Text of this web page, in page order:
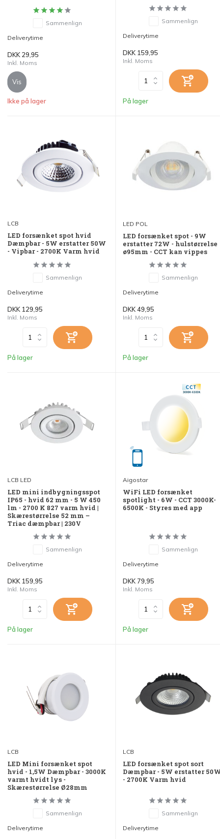
Sammenlign
Deliverytime
DKK 29,95
Inkl. Moms
Vis
Ikke på lager
Sammenlign
Deliverytime
DKK 159,95
Inkl. Moms
På lager
LCB
LED forsænket spot hvid
Dæmpbar - 5W erstatter 50W
- Vipbar - 2700K Varm hvid
Sammenlign
Deliverytime
DKK 129,95
Inkl. Moms
På lager
LED POL
LED forsænket spot - 9W
erstatter 72W - hulstørrelse
ø95mm - CCT kan vippes
Sammenlign
Deliverytime
DKK 49,95
Inkl. Moms
På lager
LCB LED
LED mini indbygningsspot
IP65 - hvid 62 mm - 5 W 450
lm - 2700 K 827 varm hvid |
Skærestørrelse 52 mm –
Triac dæmpbar | 230V
Sammenlign
Deliverytime
DKK 159,95
Inkl. Moms
På lager
Aigostar
WiFi LED forsænket
spotlight - 6W - CCT 3000K-
6500K - Styres med app
Sammenlign
Deliverytime
DKK 79,95
Inkl. Moms
På lager
LCB
LED Mini forsænket spot
hvid - 1,5W Dæmpbar - 3000K
varmt hvidt lys -
Skærestørrelse Ø28mm
Sammenlign
Deliverytime
LCB
LED forsænket spot sort
Dæmpbar - 5W erstatter
- 2700K Varm hvid
Sammenlign
Deliverytime